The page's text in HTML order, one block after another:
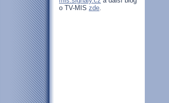
o TV-MIS zde.